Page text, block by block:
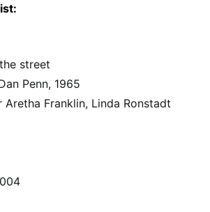
street
Penn, 1965
Aretha Franklin, Linda Ronstadt